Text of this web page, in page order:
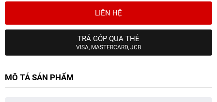
LIÊN HỆ
TRẢ GÓP QUA THẺ
VISA, MASTERCARD, JCB
MÔ TẢ SẢN PHẨM